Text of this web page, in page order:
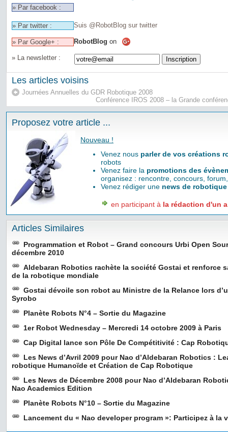
» Par facebook :
» Par twitter : Suis @RobotBlog sur twitter
» Par Google+ : RobotBlog on
» La newsletter :
Les articles voisins
Journées Annuelles du GDR Robotique 2008
Conférence IROS 2008 – la Grande
Proposez votre article ...
Nouveau !
Venez nous parler de vos créations
robots
Venez faire la promotions des
organisez : rencontre, concours,
Venez rédiger une news de robotique
en participant à la rédaction d'un
Articles Similaires
Programmation et Robot – Grand concours Urbi Open
décembre 2010
Aldebaran Robotics rachète la société Gostai et renforce
de la robotique mondiale
Gostai dévoile son robot au Ministre de la Relance lors
Syrobo
Planète Robots N°4 – Sortie du Magazine
1er Robot Wednesday – Mercredi 14 octobre 2009 à Paris
Cap Digital lance son Pôle De Compétitivité : Cap
Les News d’Avril 2009 pour Nao d’Aldebaran Robotics :
robotique Humanoïde et Création de Cap Robotique
Les News de Décembre 2008 pour Nao d’Aldebaran
Nao Academics Edition
Planète Robots N°10 – Sortie du Magazine
Lancement du « Nao developer program »: Participez à la